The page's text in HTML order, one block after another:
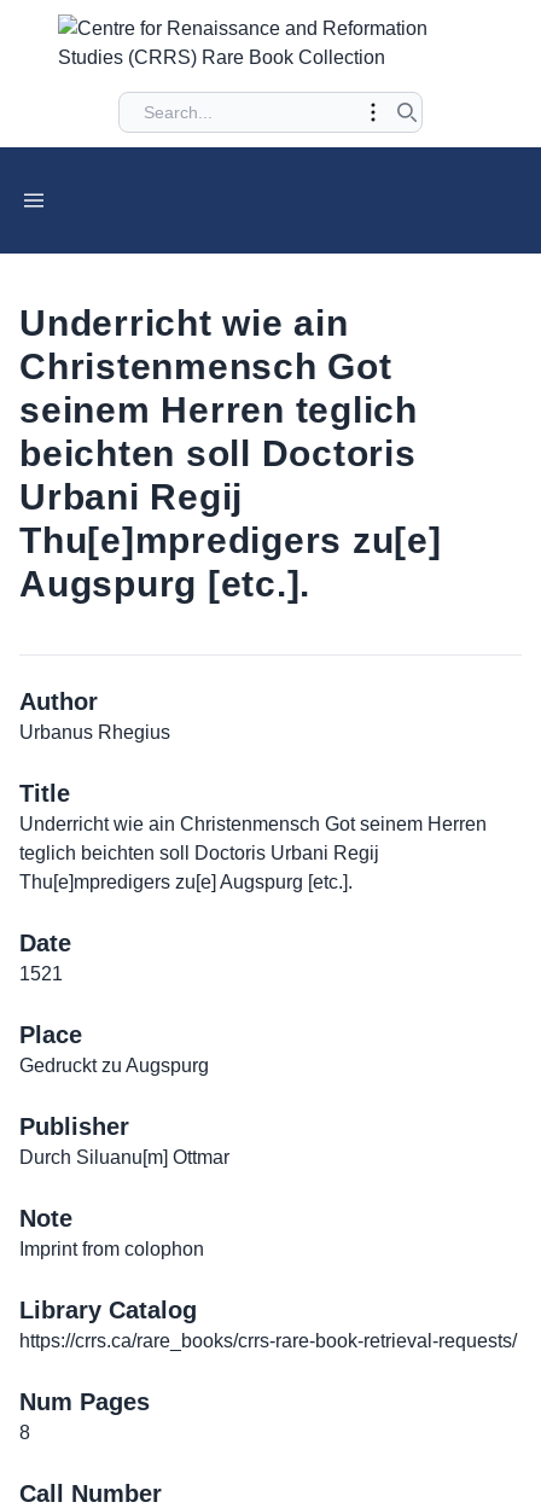
Underricht wie ain
Christenmensch Got
seinem Herren teglich
beichten soll Doctoris
Urbani Regij
Thu[e]mpredigers zu[e]
Augspurg [etc.].
Author
Urbanus Rhegius
Title
Underricht wie ain Christenmensch Got seinem Herren
teglich beichten soll Doctoris Urbani Regij
Thu[e]mpredigers zu[e] Augspurg [etc.].
Date
1521
Place
Gedruckt zu Augspurg
Publisher
Durch Siluanu[m] Ottmar
Note
Imprint from colophon
Library Catalog
https://crrs.ca/rare_books/crrs-rare-book-retrieval-requests/
Num Pages
8
Call Number